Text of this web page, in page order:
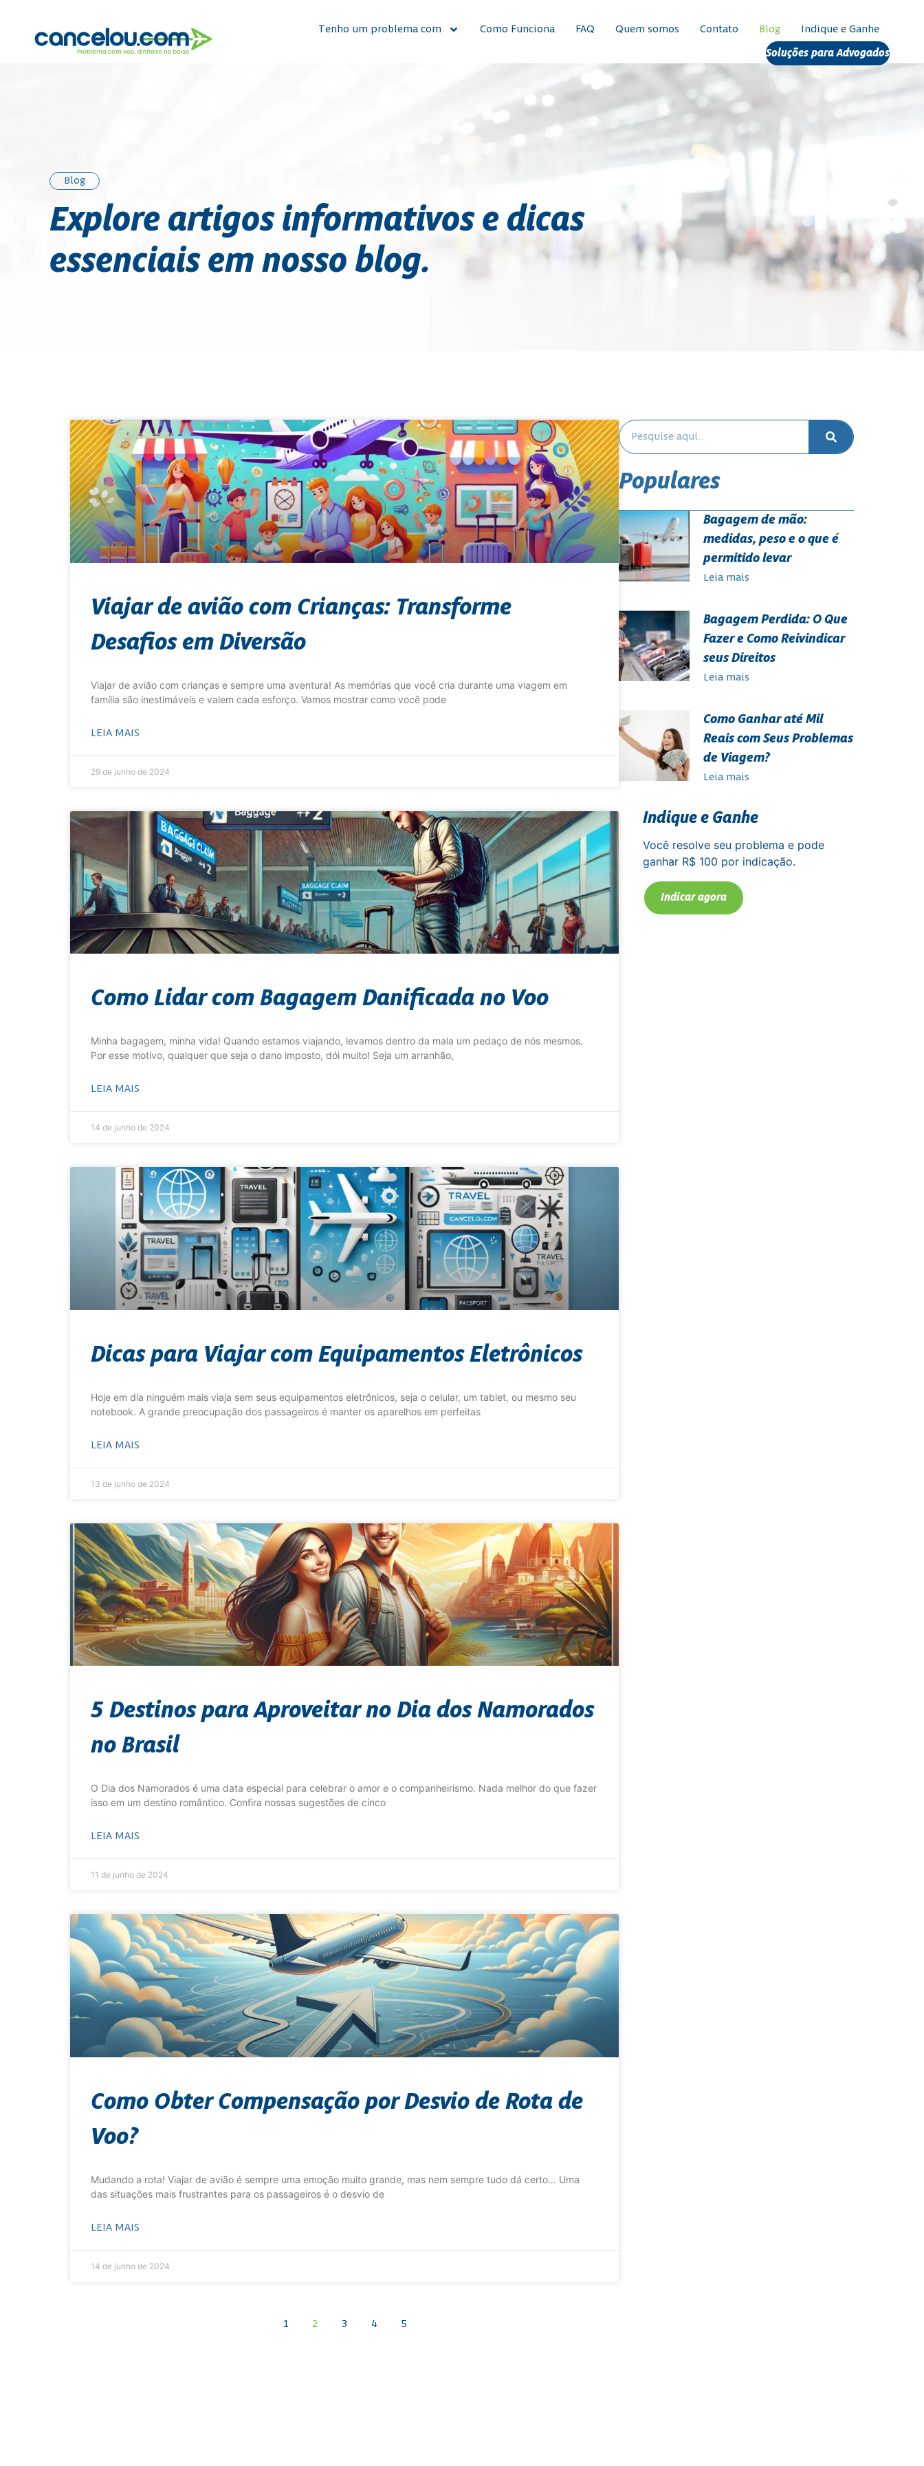
Tenho um problema com Como Funciona FAQ Quem somos Contato Blog Indique e Ganhe
Soluções para Advogados
Explore artigos informativos e dicas
essenciais em nosso blog.
Blog
Viajar de avião com Crianças: Transforme
Desafios em Diversão
Viajar de avião com crianças e sempre uma aventura! As memórias que você cria durante uma viagem em
família são inestimáveis e valem cada esforço. Vamos mostrar como você pode
LEIA MAIS
29 de junho de 2024
Como Lidar com Bagagem Danificada no Voo
Minha bagagem, minha vida! Quando estamos viajando, levamos dentro da mala um pedaço de nós mesmos.
Por esse motivo, qualquer que seja o dano imposto, dói muito! Seja um arranhão,
LEIA MAIS
14 de junho de 2024
Dicas para Viajar com Equipamentos Eletrônicos
Hoje em dia ninguém mais viaja sem seus equipamentos eletrônicos, seja o celular, um tablet, ou mesmo seu
notebook. A grande preocupação dos passageiros é manter os aparelhos em perfeitas
LEIA MAIS
13 de junho de 2024
5 Destinos para Aproveitar no Dia dos Namorados
no Brasil
O Dia dos Namorados é uma data especial para celebrar o amor e o companheirismo. Nada melhor do que fazer
isso em um destino romântico. Confira nossas sugestões de cinco
LEIA MAIS
11 de junho de 2024
Como Obter Compensação por Desvio de Rota de
Voo?
Mudando a rota! Viajar de avião é sempre uma emoção muito grande, mas nem sempre tudo dá certo… Uma
das situações mais frustrantes para os passageiros é o desvio de
LEIA MAIS
14 de junho de 2024
1 2 3 4 5
Populares
Bagagem de mão:
medidas, peso e o que é
permitido levar
Leia mais
Bagagem Perdida: O Que
Fazer e Como Reivindicar
seus Direitos
Leia mais
Como Ganhar até Mil
Reais com Seus Problemas
de Viagem?
Leia mais
Indique e Ganhe
Você resolve seu problema e pode
ganhar R$ 100 por indicação.
Indicar agora